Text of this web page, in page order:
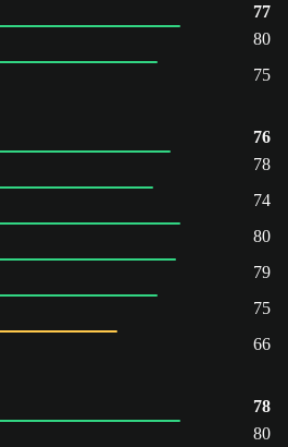
77
80
75
76
78
74
80
79
75
66
78
80